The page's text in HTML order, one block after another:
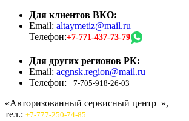
Для клиентов ВКО:
Email: altaymetiz@mail.ru
Телефон:+7-771-437-73-79
Для других регионов РК:
Email: acgnsk.region@mail.ru
Телефон: +7-705-918-26-03
«Авторизованный сервисный центр »,
тел.: +7-777-250-74-85